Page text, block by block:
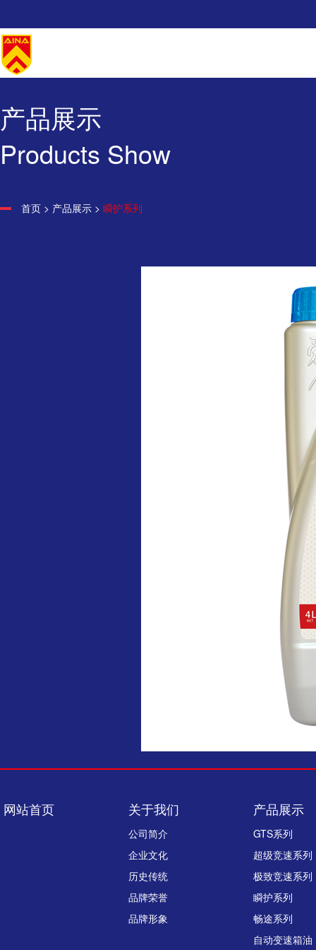
产品展示
Products Show
首页 > 产品展示 > 瞬护系列
网站首页 关于我们
公司简介
企业文化
历史传统
品牌荣誉
品牌形象
产品展示
GTS系列
超级竞速系列
极致竞速系列
瞬护系列
畅途系列
自动变速箱油